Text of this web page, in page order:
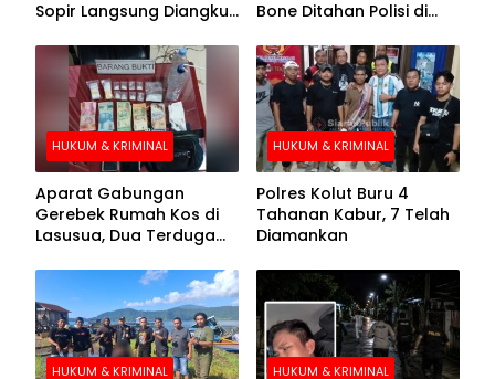
Sopir Langsung Diangkut
Bone Ditahan Polisi di
HUKUM & KRIMINAL
Aparat Gabungan
Gerebek Rumah Kos di
Lasusua, Dua Terduga
HUKUM & KRIMINAL
Polres Kolut Buru 4
Tahanan Kabur, 7 Telah
Diamankan
HUKUM & KRIMINAL HUKUM & KRIMINAL